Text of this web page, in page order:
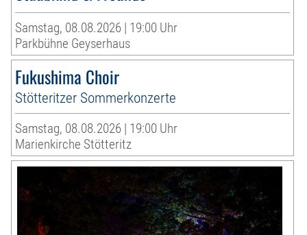
Samstag, 08.08.2026 | 19:00 Uhr
Parkbühne Geyserhaus
Fukushima Choir
Stötteritzer Sommerkonzerte
Samstag, 08.08.2026 | 19:00 Uhr
Marienkirche Stötteritz